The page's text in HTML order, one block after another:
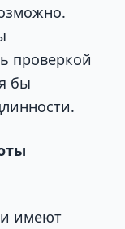
проверкой
бы
имеют